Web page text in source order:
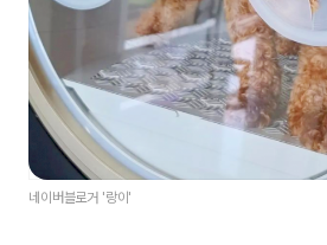
네이버블로거 '랑이'